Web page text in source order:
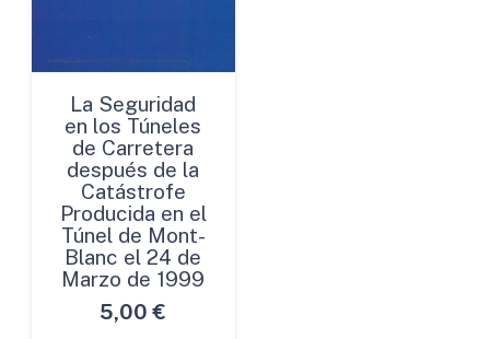
La Seguridad
en los Túneles
de Carretera
después de la
Catástrofe
Producida en el
Túnel de Mont-
Blanc el 24 de
Marzo de 1999
5,00 €